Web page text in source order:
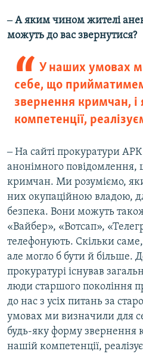
‒ А яким чином жителі
можуть до вас звернутися?
У наших умовах
себе, що
звернення кримчан, і
компетенції,
‒ На сайті прокуратури
анонімного повідомлення,
кримчан. Ми розуміємо,
них окупаційною владою,
безпека. Вони можуть
«Вайбер», «Вотсап»,
телефонують. Скільки
але могло б бути й більше.
прокуратурі існував
люди старшого покоління
до нас з усіх питань за
умовах ми визначили для
будь-яку форму звернення
нашій компетенції,